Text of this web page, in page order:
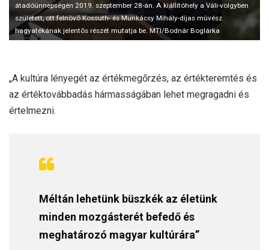
átadóünnepségén 2019. szeptember 28-án. A kiállítóhely a Váli-völgyben
született, ott felnövõ Kossuth- és Munkácsy Mihály-díjas mûvész
hagyatékának jelentõs részét mutatja be. MTI/Bodnár Boglárka
„A kultúra lényegét az értékmegőrzés, az értékteremtés és
az értéktovábbadás hármasságában lehet megragadni és
értelmezni.
Méltán lehetünk büszkék az életünk
minden mozgásterét befedő és
meghatározó magyar kultúrára”